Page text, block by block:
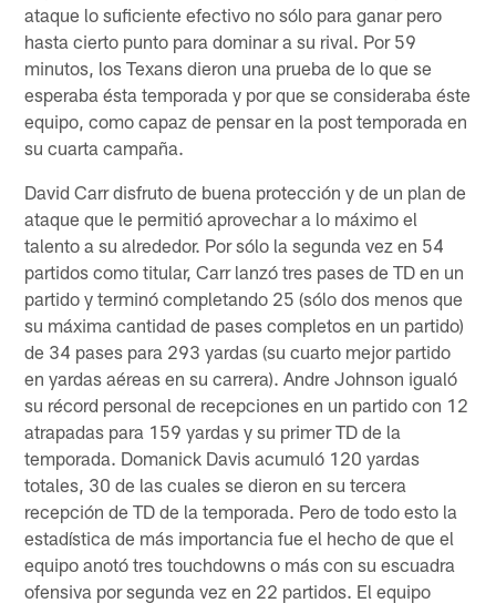
ataque lo suficiente efectivo no sólo para ganar pero
hasta cierto punto para dominar a su rival. Por 59
minutos, los Texans dieron una prueba de lo que se
esperaba ésta temporada y por que se consideraba éste
equipo, como capaz de pensar en la post temporada en
su cuarta campaña.
David Carr disfruto de buena protección y de un plan de
ataque que le permitió aprovechar a lo máximo el
talento a su alrededor. Por sólo la segunda vez en 54
partidos como titular, Carr lanzó tres pases de TD en un
partido y terminó completando 25 (sólo dos menos que
su máxima cantidad de pases completos en un partido)
de 34 pases para 293 yardas (su cuarto mejor partido
en yardas aéreas en su carrera). Andre Johnson igualó
su récord personal de recepciones en un partido con 12
atrapadas para 159 yardas y su primer TD de la
temporada. Domanick Davis acumuló 120 yardas
totales, 30 de las cuales se dieron en su tercera
recepción de TD de la temporada. Pero de todo esto la
estadística de más importancia fue el hecho de que el
equipo anotó tres touchdowns o más con su escuadra
ofensiva por segunda vez en 22 partidos. El equipo